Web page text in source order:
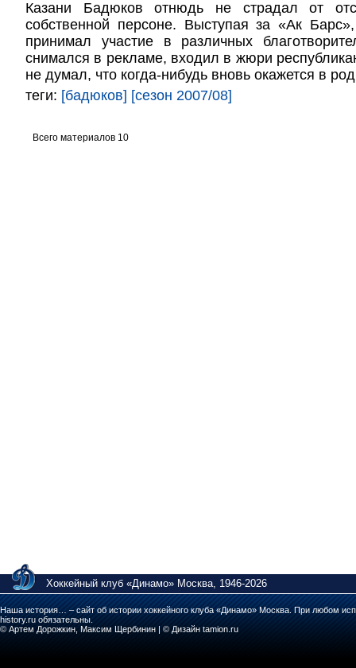
Казани Бадюков отнюдь не страдал от
собственной персоне. Выступая за «Ак
принимал участие в различных
снимался в рекламе, входил в жюри
не думал, что когда-нибудь вновь окажется в
теги: [бадюков] [сезон 2007/08]
Всего материалов 10
Хоккейный клуб «Динамо» Москва, 1946-2026
Наша история… – сайт об истории хоккейного клуба «Динамо» Москва. При любом
history.ru обязательны.
© Артем Дорожкин, Максим Щербинин | © Дизайн tamion.ru